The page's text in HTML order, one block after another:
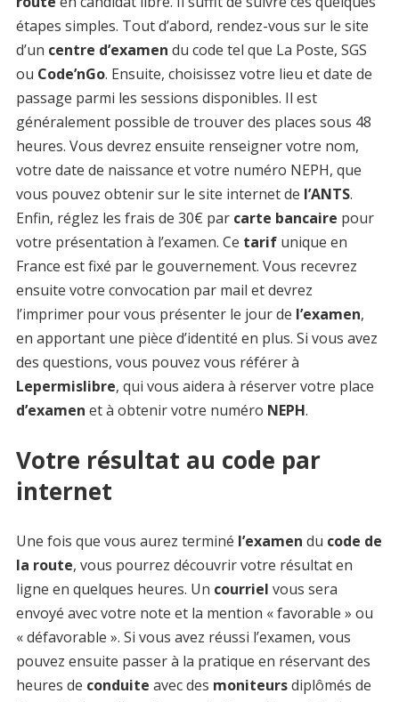
étapes simples. Tout d’abord, rendez-vous sur le site
d’un centre d’examen du code tel que La Poste, SGS
ou Code’nGo. Ensuite, choisissez votre lieu et date de
passage parmi les sessions disponibles. Il est
généralement possible de trouver des places sous 48
heures. Vous devrez ensuite renseigner votre nom,
votre date de naissance et votre numéro NEPH, que
vous pouvez obtenir sur le site internet de l’ANTS.
Enfin, réglez les frais de 30€ par carte bancaire pour
votre présentation à l’examen. Ce tarif unique en
France est fixé par le gouvernement. Vous recevrez
ensuite votre convocation par mail et devrez
l’imprimer pour vous présenter le jour de l’examen,
en apportant une pièce d’identité en plus. Si vous avez
des questions, vous pouvez vous référer à
Lepermislibre, qui vous aidera à réserver votre place
d’examen et à obtenir votre numéro NEPH.
Votre résultat au code par
internet
Une fois que vous aurez terminé l’examen du code de
la route, vous pourrez découvrir votre résultat en
ligne en quelques heures. Un courriel vous sera
envoyé avec votre note et la mention « favorable » ou
« défavorable ». Si vous avez réussi l’examen, vous
pouvez ensuite passer à la pratique en réservant des
heures de conduite avec des moniteursdiplômés de